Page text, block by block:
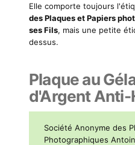
Elle comporte toujours
des Plaques et Papiers
ses Fils, mais une petite
dessus.
Plaque au
d'Argent Anti-
Société Anonyme des
Photographiques